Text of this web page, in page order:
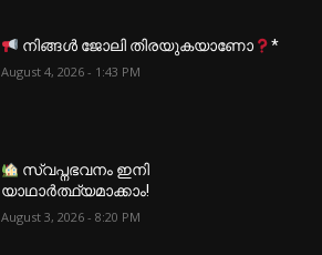
നിങ്ങൾ ജോലി തിരയുകയാണോ *
August 4, 2026 - 1:43 PM
സ്വപ്നഭവനം ഇനി
യാഥാർത്ഥ്യമാക്കാം!
August 3, 2026 - 8:20 PM